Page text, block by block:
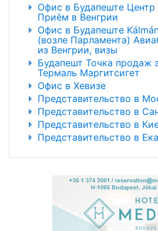
Офис в Будапеште Центр
Приём в Венгрии
Офис в Будапеште
(возле Парламента)
из Венгрии, визы
Будапешт Точка продаж
Термаль Маргитсигет
Офис в Хевизе
Представительство в
Представительство в
Представительство в
Представительство в